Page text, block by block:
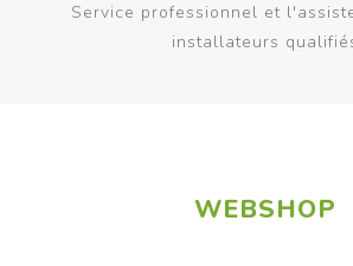
Service professionnel et
installateurs
WEBSHOP